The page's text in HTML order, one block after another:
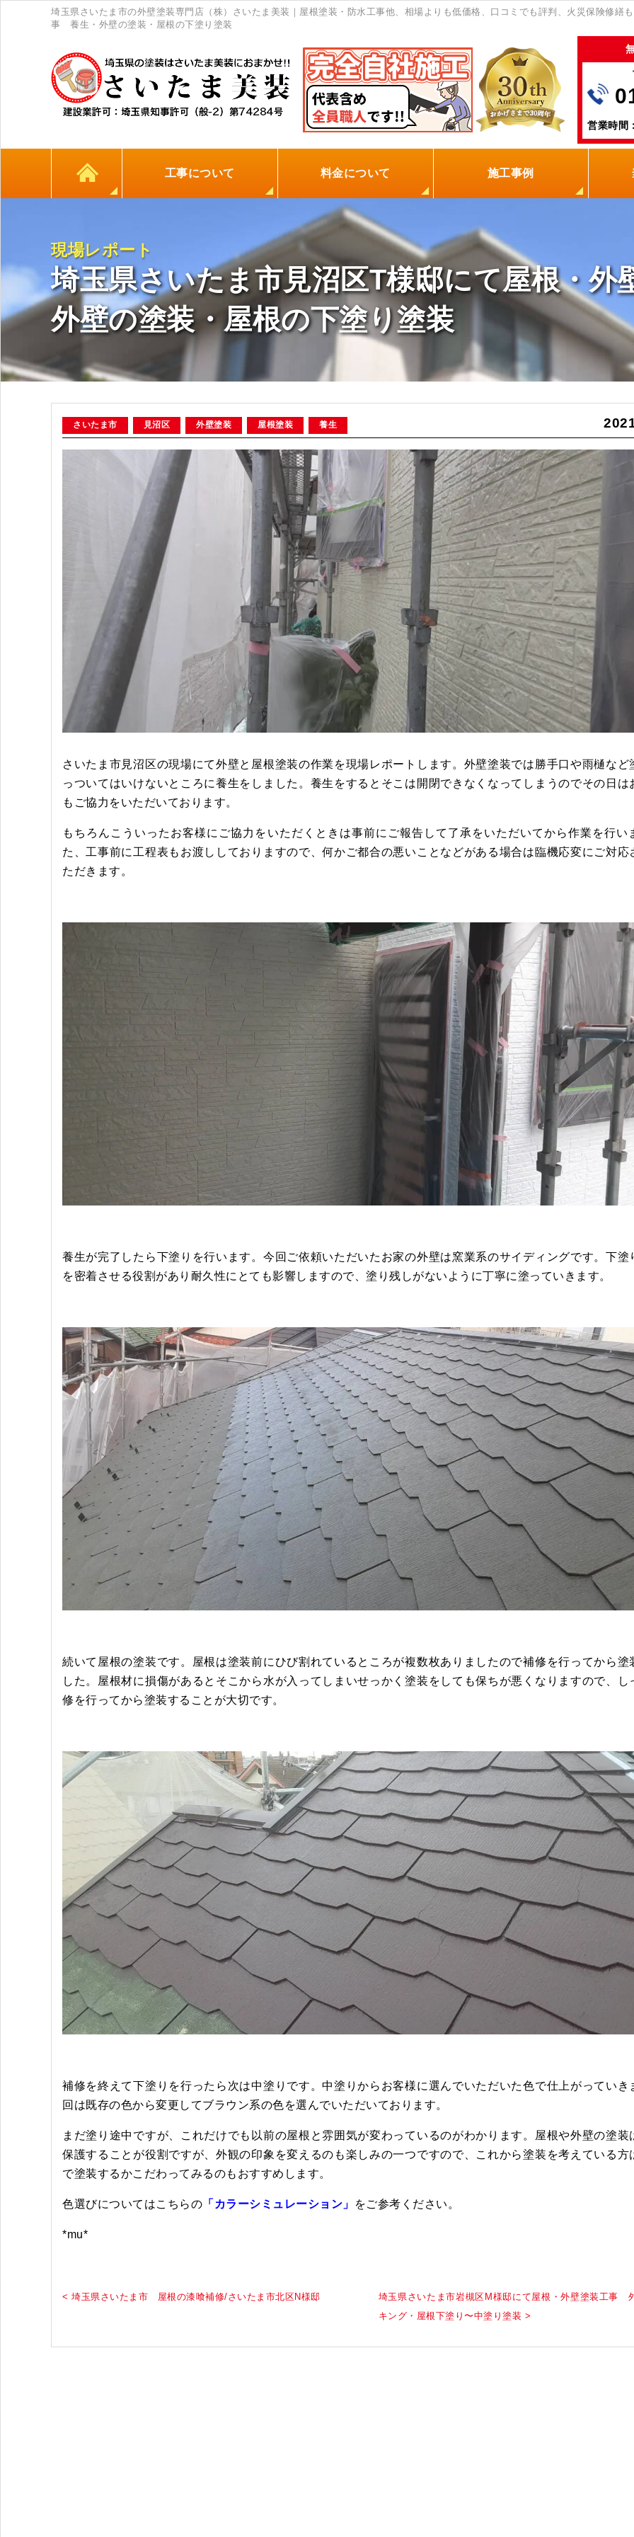
埼玉県さいたま市の外壁塗装専門店（株）さいたま美装｜屋根塗装・防水工事他、相場よりも低価格、口コミでも評判、火災保険修繕
事 養生・外壁の塗装・屋根の下塗り塗装
営業時間
工事について 料金について
地元の塗装屋を選ぶ理由
0円点検
火災保険
保証制度
施工事例
現場レポート
埼玉県さいたま市見沼区T様邸にて屋根・
外壁の塗装・屋根の下塗り塗装
さいたま市 見沼区 外壁塗装 屋根塗装 養生
さいたま市見沼区の現場にて外壁と屋根塗装の作業を現場レポートします。外壁塗装では勝手口や雨樋など
っついてはいけないところに養生をしました。養生をするとそこは開閉できなくなってしまうのでその日は
もご協力をいただいております。
もちろんこういったお客様にご協力をいただくときは事前にご報告して了承をいただいてから作業を行い
た、工事前に工程表もお渡ししておりますので、何かご都合の悪いことなどがある場合は臨機応変にご対応
ただきます。
養生が完了したら下塗りを行います。今回ご依頼いただいたお家の外壁は窯業系のサイディングです。下塗
を密着させる役割があり耐久性にとても影響しますので、塗り残しがないように丁寧に塗っていきます。
続いて屋根の塗装です。屋根は塗装前にひび割れているところが複数枚ありましたので補修を行ってから塗
した。屋根材に損傷があるとそこから水が入ってしまいせっかく塗装をしても保ちが悪くなりますので、し
修を行ってから塗装することが大切です。
補修を終えて下塗りを行ったら次は中塗りです。中塗りからお客様に選んでいただいた色で仕上がっていき
回は既存の色から変更してブラウン系の色を選んでいただいております。
まだ塗り途中ですが、これだけでも以前の屋根と雰囲気が変わっているのがわかります。屋根や外壁の塗装
保護することが役割ですが、外観の印象を変えるのも楽しみの一つですので、これから塗装を考えている方
で塗装するかこだわってみるのもおすすめします。
色選びについてはこちらの 「カラーシミュレーション」 をご参考ください。
*mu*
< 埼玉県さいたま市 屋根の漆喰補修/さいたま市北区N様邸
埼玉県さいたま市岩槻区M様邸にて屋根・外壁塗装工事
キング・屋根下塗り〜中塗り塗装 >